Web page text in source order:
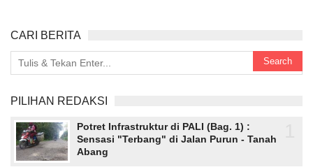
CARI BERITA
PILIHAN REDAKSI
Potret Infrastruktur di PALI (Bag. 1) :
Sensasi "Terbang" di Jalan Purun - Tanah
Abang